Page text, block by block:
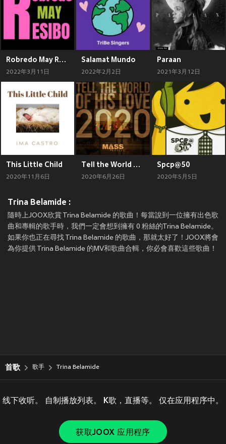
Robredo May Resibo
2022年3月11日
Salamat Mundo
2022年2月2日
Paraan
2021年3月12日
This Little Child
2020年11月6日
Tell the World of His Love
2020年6月26日
Spcp@50
2020年5月5日
Trina Belamide :
隨時上JOOX欣賞 Trina Belamide 的歌曲！每當說到一位擁有出色歌
曲和專輯的歌手時，我們一定會想到擁有 0 粉絲的Trina Belamide。
如果你也正在尋找 Trina Belamide 的歌曲，那就太好了！JOOX將會
為你提供 Trina Belamide 的MV和歌曲合輯，你必會喜歡這些歌曲！
首歌 歌手 Trina Belamide
线下收听。 自制播放列表。 K歌，直播等。 仅在应用程序中。
获取JOOX 应用程序